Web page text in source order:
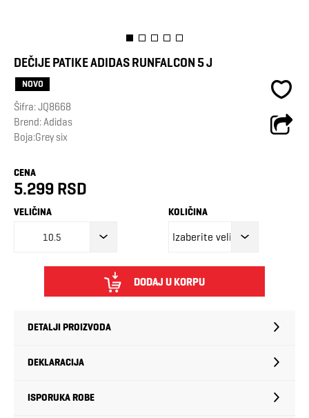
DEČIJE PATIKE ADIDAS RUNFALCON 5 J
NOVO
Šifra:JQ8668
Brend:Adidas
Boja:Grey six
CENA
5.299 RSD
VELIČINA
10.5
KOLIČINA
DODAJ U KORPU
DETALJI PROIZVODA
DEKLARACIJA
ISPORUKA ROBE